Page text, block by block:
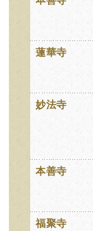
蓮華寺
妙法寺
本善寺
福聚寺